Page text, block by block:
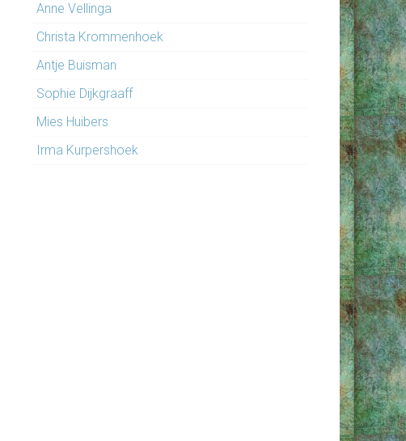
Anne Vellinga
Christa Krommenhoek
Antje Buisman
Sophie Dijkgraaff
Mies Huibers
Irma Kurpershoek